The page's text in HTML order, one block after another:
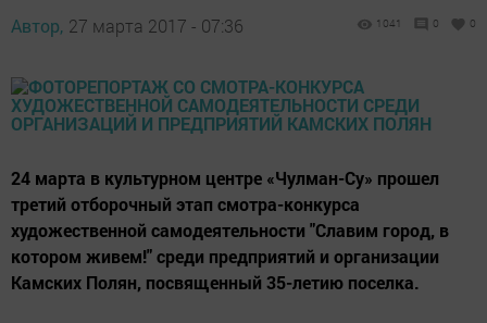
Автор, 27 марта 2017 - 07:36 1041 0 0
24 марта в культурном центре «Чулман-Су» прошел
третий отборочный этап смотра-конкурса
художественной самодеятельности "Славим город, в
котором живем!" среди предприятий и организации
Камских Полян, посвященный 35-летию поселка.